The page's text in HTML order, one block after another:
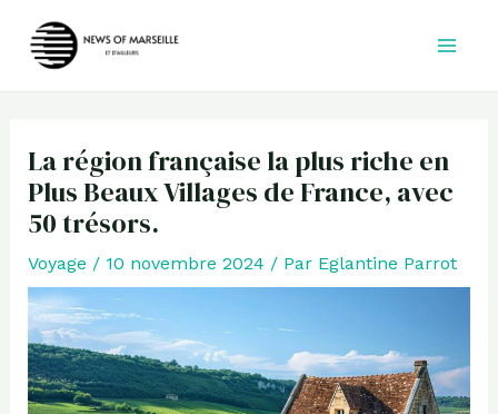
La région française la plus riche en
Plus Beaux Villages de France, avec
50 trésors.
Voyage / 10 novembre 2024 / Par Eglantine Parrot